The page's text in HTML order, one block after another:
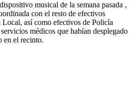
musical de la semana pasada ,
con el resto de efectivos
así como efectivos de Policía
médicos que habían desplegado
en el recinto.